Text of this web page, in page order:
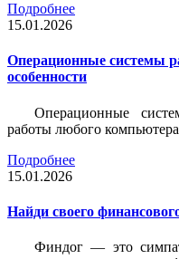
Подробнее
15.01.2026
Операционные системы
особенности
Операционные
работы любого
Подробнее
15.01.2026
Найди своего
Финдог — это